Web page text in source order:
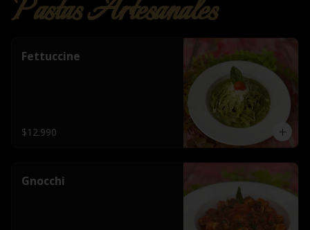
Pastas Artesanales
Fettuccine
$12.990
Gnocchi